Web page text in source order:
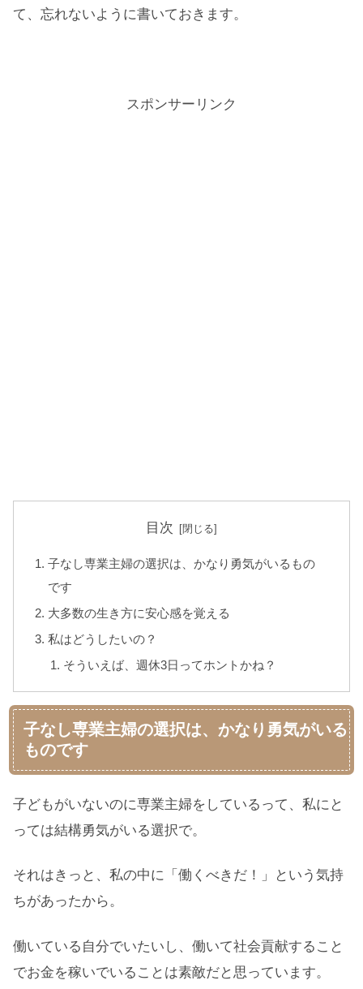
て、忘れないように書いておきます。
スポンサーリンク
目次
子なし専業主婦の選択は、かなり勇気がいるもの
です
大多数の生き方に安心感を覚える
私はどうしたいの？
そういえば、週休3日ってホントかね？
子なし専業主婦の選択は、かなり勇気がいる
ものです
子どもがいないのに専業主婦をしているって、私にと
っては結構勇気がいる選択で。
それはきっと、私の中に「働くべきだ！」という気持
ちがあったから。
働いている自分でいたいし、働いて社会貢献すること
でお金を稼いでいることは素敵だと思っています。